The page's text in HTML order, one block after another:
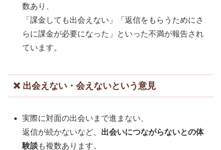
数あり、
「課金しても出会えない」「返信をもらうためにさ
らに課金が必要になった」といった不満が報告され
ています。
❌ 出会えない・会えないという意見
実際に対面の出会いまで進まない、
返信が続かないなど、 出会いにつながらないとの体
験談も複数あります。